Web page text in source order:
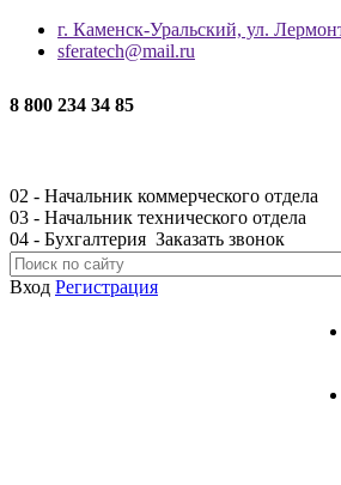
г. Каменск-Уральский, ул.
sferatech@mail.ru
8 800 234 34 85
02 - Начальник коммерческого отдела
03 - Начальник технического отдела
04 - Бухгалтерия Заказать звонок
Вход Регистрация